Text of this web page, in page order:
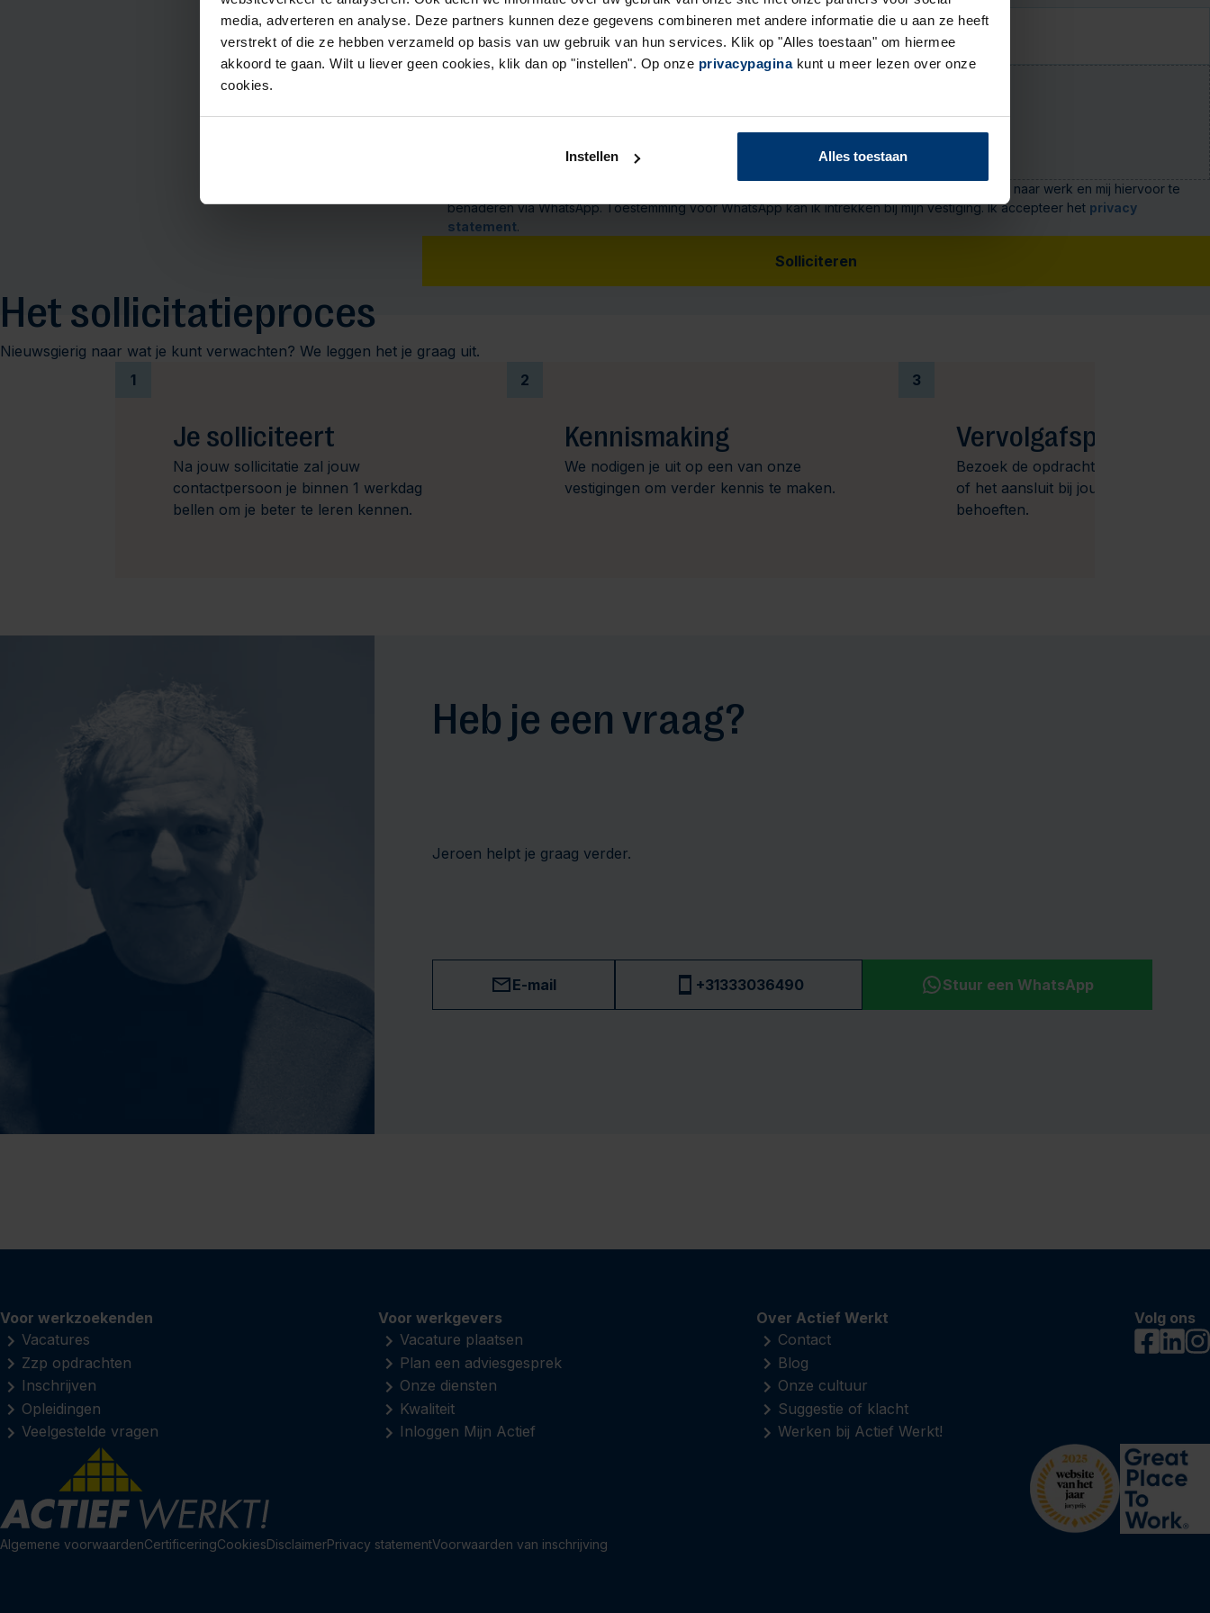
media, adverteren en analyse. Deze partners kunnen deze gegevens combineren met andere informatie die u aan ze heeft
verstrekt of die ze hebben verzameld op basis van uw gebruik van hun services. Klik op "Alles toestaan" om hiermee
akkoord te gaan. Wilt u liever geen cookies, klik dan op "instellen". Op onze privacypaginakunt u meer lezen over onze
cookies.
Instellen Alles toestaan
Waarom past deze baan bij jou? (niet verplicht)
Upload jouw cv (niet verplicht)
PDF of Word-document (max. 5 MB)
Ik geef Actief Werkt! toestemming om mijn persoonsgegevens te verwerken voor bemiddeling naar werk en mij hiervoor te
benaderen via WhatsApp. Toestemming voor WhatsApp kan ik intrekken bij mijn vestiging. Ik accepteer het privacy
statement.
Solliciteren
Het sollicitatieproces
Nieuwsgierig naar wat je kunt verwachten? We leggen het je graag uit.
1
Je solliciteert
Na jouw sollicitatie zal jouw
contactpersoon je binnen 1 werkdag
bellen om je beter te leren kennen.
2
Kennismaking
We nodigen je uit op een van onze
vestigingen om verder kennis te maken.
3
Vervolgafspraak
Bezoek de opdrachtgever om te
of het aansluit bij jouw wensen en
behoeften.
Heb je een vraag?
Jeroen helpt je graag verder.
E-mail +31333036490 Stuur een WhatsApp
Voor werkzoekenden
Vacatures
Zzp opdrachten
Inschrijven
Opleidingen
Veelgestelde vragen
Voor werkgevers
Vacature plaatsen
Plan een adviesgesprek
Onze diensten
Kwaliteit
Inloggen Mijn Actief
Over Actief Werkt
Contact
Blog
Onze cultuur
Suggestie of klacht
Werken bij Actief Werkt!
Volg ons
Algemene voorwaardenCertificeringCookiesDisclaimerPrivacy statementVoorwaarden van inschrijving